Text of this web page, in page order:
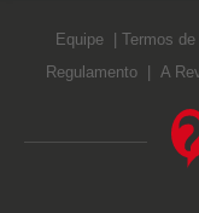
Equipe Termos de
Regulamento
A